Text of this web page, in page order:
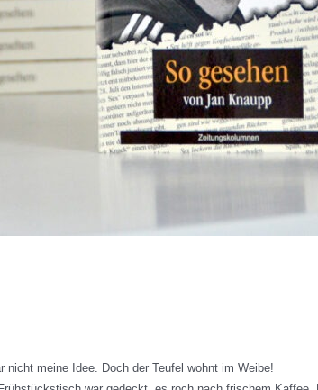
meine Idee. Doch der Teufel wohnt im Weibe!